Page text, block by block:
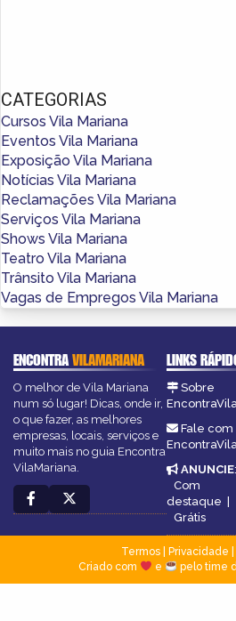
CATEGORIAS
Cursos Vila Mariana
Eventos Vila Mariana
Exposição Vila Mariana
Notícias Vila Mariana
Reclamações Vila Mariana
Serviços Vila Mariana
Shows Vila Mariana
Teatro Vila Mariana
Trânsito Vila Mariana
Vagas de Empregos Vila Mariana
ENCONTRAVILAMARIANA
O melhor de Vila Mariana
num só lugar! Dicas, onde ir,
o que fazer, as melhores
empresas, locais, serviços e
muito mais no guia Encontra
VilaMariana.
LINKS
Sobre
Fale com
ANUNCIE:
Com
destaque
Grátis
Termos| Privacidade
Criado com
e pelo time